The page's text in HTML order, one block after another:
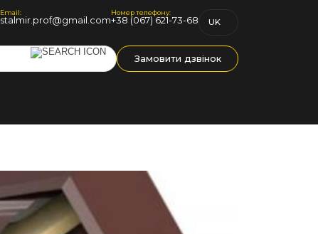
Email:
stalmir.prof@gmail.com
Номер телефону:
+38 (067) 621-73-68
UK
Замовити дзвінок